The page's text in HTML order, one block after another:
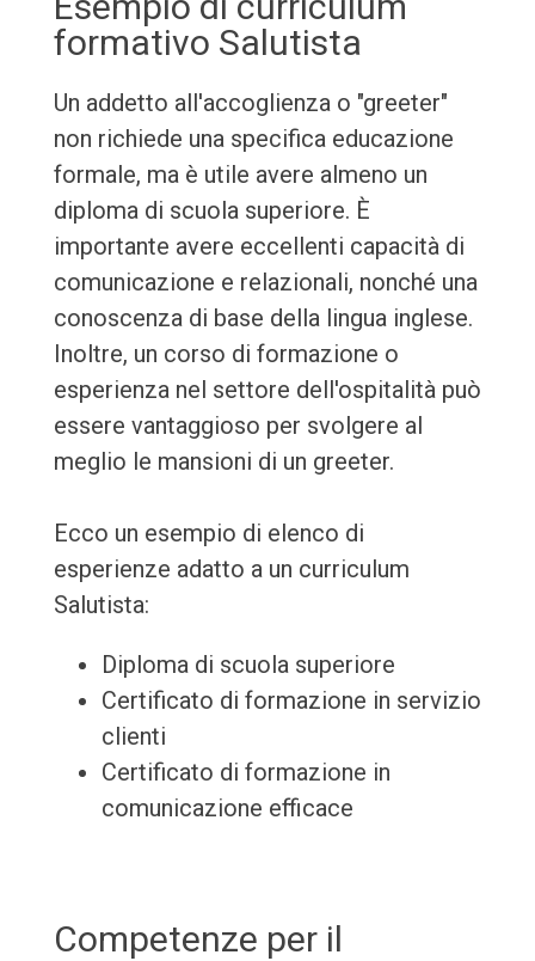
formativo Salutista
Un addetto all'accoglienza o "greeter"
non richiede una specifica educazione
formale, ma è utile avere almeno un
diploma di scuola superiore. È
importante avere eccellenti capacità di
comunicazione e relazionali, nonché una
conoscenza di base della lingua inglese.
Inoltre, un corso di formazione o
esperienza nel settore dell'ospitalità può
essere vantaggioso per svolgere al
meglio le mansioni di un greeter.
Ecco un esempio di elenco di
esperienze adatto a un curriculum
Salutista:
Diploma di scuola superiore
Certificato di formazione in servizio
clienti
Certificato di formazione in
comunicazione efficace
Competenze per il